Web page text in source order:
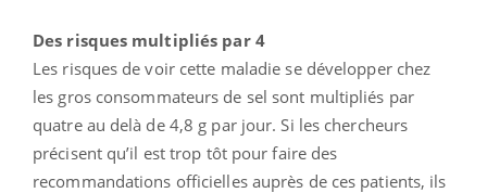
Des risques multipliés par 4
Les risques de voir cette maladie se développer chez
les gros consommateurs de sel sont multipliés par
quatre au delà de 4,8 g par jour. Si les chercheurs
précisent qu’il est trop tôt pour faire des
recommandations officielles auprès de ces patients, ils